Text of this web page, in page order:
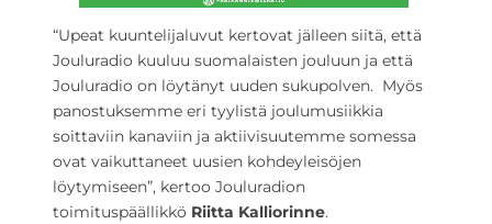
“Upeat kuuntelijaluvut kertovat jälleen siitä, että
Jouluradio kuuluu suomalaisten jouluun ja että
Jouluradio on löytänyt uuden sukupolven. Myös
panostuksemme eri tyylistä joulumusiikkia
soittaviin kanaviin ja aktiivisuutemme somessa
ovat vaikuttaneet uusien kohdeyleisöjen
löytymiseen”, kertoo Jouluradion
toimituspäällikkö Riitta Kalliorinne.